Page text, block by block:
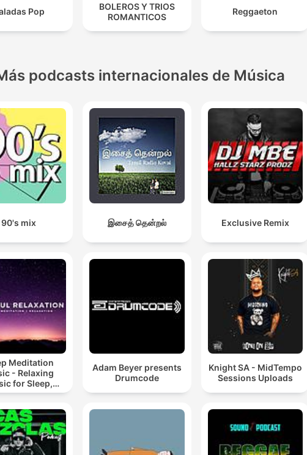
Pop
BOLEROS Y TRIOS
ROMANTICOS
Reggaeton
podcasts internacionales de Música
90's mix இசைத் தென்றல் Exclusive Remix
Meditation
- Relaxing
for Sleep,
&
Adam Beyer presents
Drumcode
Knight SA - MidTempo
Sessions Uploads